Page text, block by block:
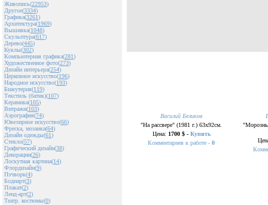
Живопись(22953)
Другое(3334)
Графика(3261)
Архитектура(1969)
Вышивка(1048)
Скульптура(617)
Дерево(445)
Куклы(302)
Компьютерная графика(281)
Художественное фото(273)
Дизайн интерьера(254)
Церковное искусство(196)
Народное искусство(193)
Бижутерия(119)
Текстиль (батик)(107)
Керамика(105)
Витражи(103)
Аэрография(74)
Ювелирное искусство(66)
Фреска, мозаика(64)
Дизайн одежды(61)
Стекло(57)
Графический дизайн(38)
Декорации(26)
Лоскутная картина(14)
Флордизайн(9)
Пэчворк(4)
Бодиарт(3)
Плакат(2)
Ленд-арт(2)
Театр. костюмы(0)
Василий Беликов
"На рассвере" (1981 г.) 63х92см.
Цена: 1700 $ - Купить
Комментариев к работе - 0